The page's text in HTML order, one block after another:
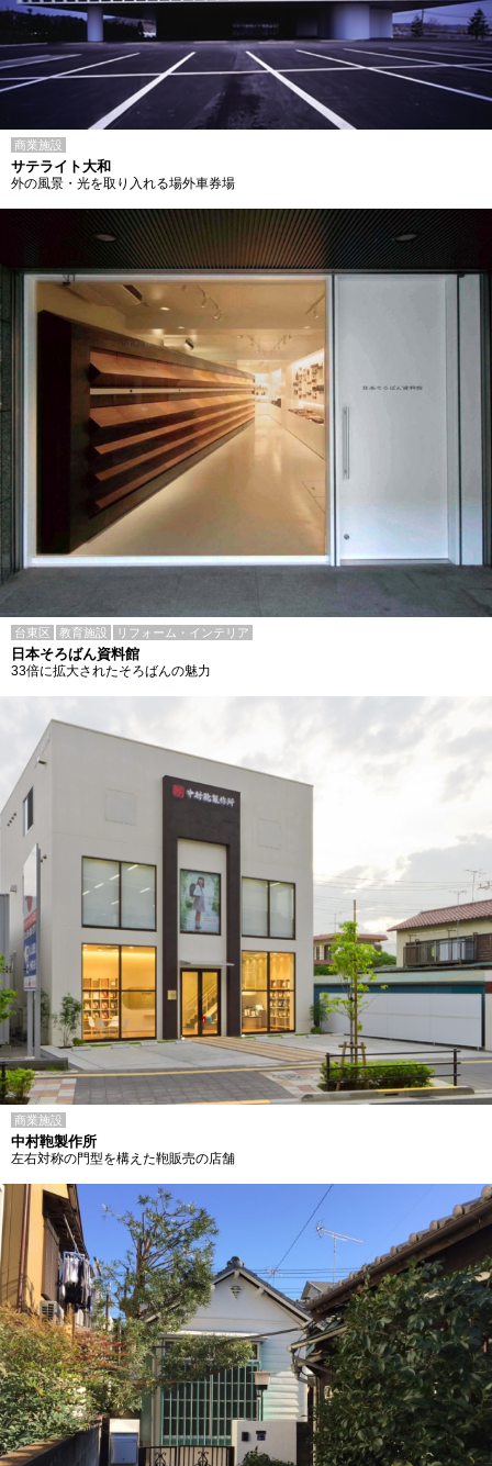
商業施設
サテライト大和
外の風景・光を取り入れる場外車券場
台東区 教育施設 リフォーム・インテリア
日本そろばん資料館
33倍に拡大されたそろばんの魅力
商業施設
中村鞄製作所
左右対称の門型を構えた鞄販売の店舗